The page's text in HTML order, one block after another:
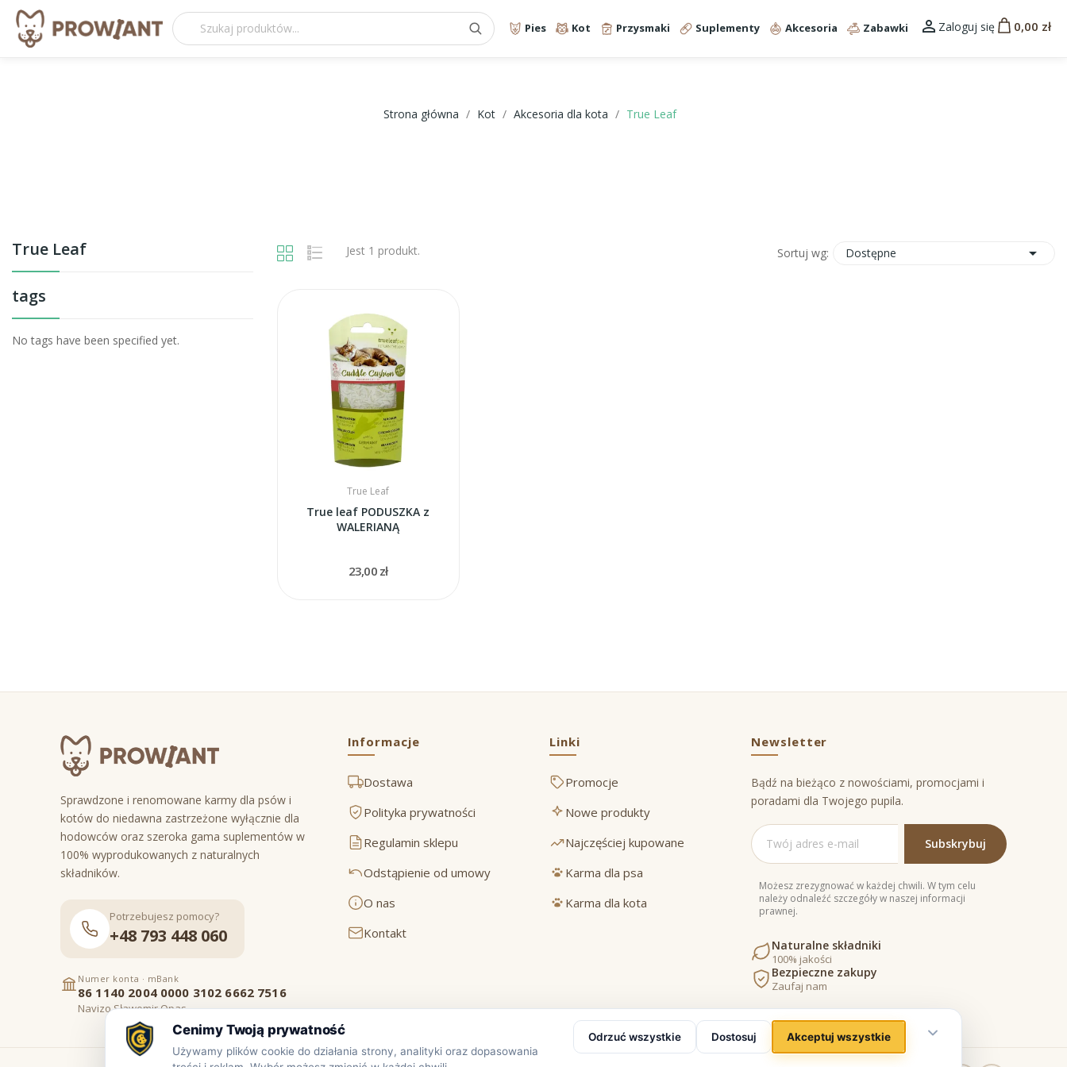
Pies Kot Przysmaki Suplementy Akcesoria Zabawki  Zaloguj się 0,00 zł
Strona główna Kot Akcesoria dla kota True Leaf
True Leaf
tags
No tags have been specified yet.
Jest 1 produkt. Sortuj wg: Dostępne 
True Leaf
True leaf PODUSZKA z
WALERIANĄ
23,00 zł
Sprawdzone i renomowane karmy dla psów i
kotów do niedawna zastrzeżone wyłącznie dla
hodowców oraz szeroka gama suplementów w
100% wyprodukowanych z naturalnych
składników.
Potrzebujesz pomocy?
+48 793 448 060
Numer konta · mBank
86 1140 2004 0000 3102 6662 7516
Navizo Sławomir Opas
Informacje
Dostawa
Polityka prywatności
Regulamin sklepu
Odstąpienie od umowy
O nas
Kontakt
Linki
Promocje
Nowe produkty
Najczęściej kupowane
Karma dla psa
Karma dla kota
Newsletter
Bądź na bieżąco z nowościami, promocjami i
poradami dla Twojego pupila.
Możesz zrezygnować w każdej chwili. W tym celu
należy odnaleźć szczegóły w naszej informacji
prawnej.
Naturalne składniki
100% jakości
Bezpieczne zakupy
Zaufaj nam